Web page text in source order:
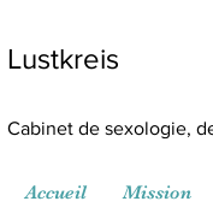
Lustkreis
Cabinet de sexologie,
Accueil Mission